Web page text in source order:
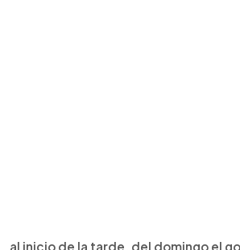
al inicio de la tarde, del domingo el